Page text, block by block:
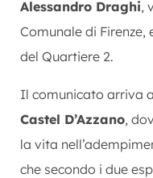
Alessandro Draghi,
Comunale di Firenze,
del Quartiere 2.
Il comunicato arriva
Castel D’Azzano,
la vita
che secondo i due